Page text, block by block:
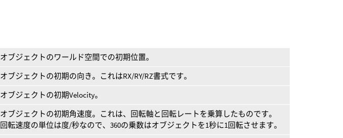
オブジェクトのワールド空間での初期位置。
オブジェクトの初期の向き。これはRX/RY/RZ書式です。
オブジェクトの初期Velocity。
オブジェクトの初期角速度。これは、回転軸と回転レートを乗算したものです。
回転速度の単位は度/秒なので、360の乗数はオブジェクトを1秒に1回転させます。